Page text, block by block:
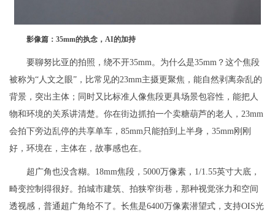
影像篇：35mm的执念，AI的加持
要聊努比亚的拍照，绕不开35mm。为什么是35mm？这个焦段
被称为“人文之眼”，比常见的23mm主摄更聚焦，能自然剥离杂乱的
背景，突出主体；同时又比标准人像焦段更具场景包容性，能把人
物和环境的关系讲清楚。你在街边抓拍一个卖糖葫芦的老人，23mm
会拍下旁边乱停的共享单车，85mm只能拍到上半身，35mm刚刚
好，环境在，主体在，故事感也在。
超广角也没含糊。18mm焦段，5000万像素，1/1.55英寸大底，
畸变控制得很好。拍城市建筑、拍狭窄街巷，那种视觉张力和空间
透视感，普通超广角给不了。长焦是6400万像素潜望式，支持OIS光